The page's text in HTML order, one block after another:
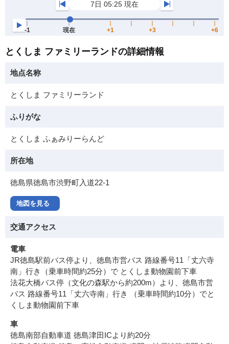
とくしま ファミリーランドの詳細情報
地点名称
とくしま ファミリーランド
ふりがな
とくしま ふぁみりーらんど
所在地
徳島県徳島市渋野町入道22-1
地図を見る
交通アクセス
電車
JR徳島駅前バス停より、徳島市営バス 路線番号11「丈六寺
南」行き（乗車時間約25分）で とくしま動物園前下車
法花大橋バス停（文化の森駅から約200m）より、徳島市営
バス 路線番号11「丈六寺南」行き （乗車時間約10分）でと
くしま動物園前下車
車
徳島南部自動車道 徳島津田ICより約20分